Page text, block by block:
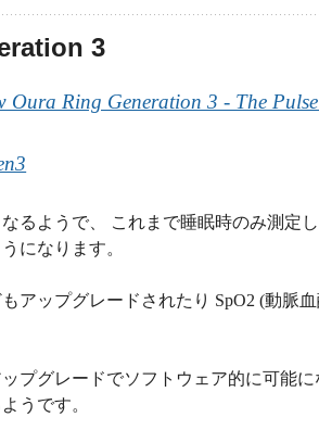
3
Oura Ring Generation 3 - The
るようで、 これまで睡眠時のみ測定
になります。
アップグレードされたり SpO2 (動脈
プグレードでソフトウェア的に可能
うです。